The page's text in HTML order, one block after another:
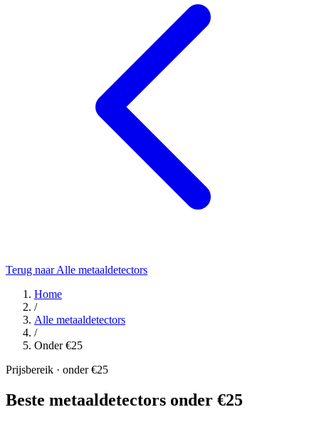
Terug naar Alle metaaldetectors
Home
/
Alle metaaldetectors
/
Onder €25
Prijsbereik · onder €25
Beste metaaldetectors onder €25